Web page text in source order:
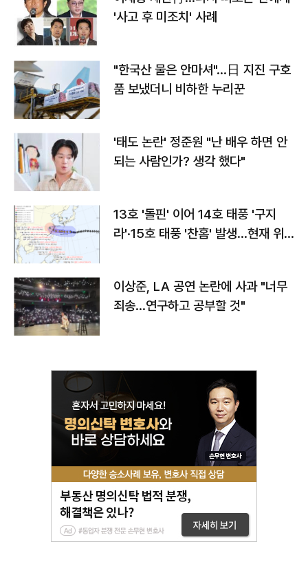
'사고 후 미조치' 사례
"한국산 물은 안마셔"…日 지진 구호
품 보냈더니 비하한 누리꾼
'태도 논란' 정준원 "난 배우 하면 안
되는 사람인가? 생각 했다"
13호 '돌핀' 이어 14호 태풍 '구지
라'·15호 태풍 '찬홈' 발생…현재 위
이상준, LA 공연 논란에 사과 "너무
죄송…연구하고 공부할 것"